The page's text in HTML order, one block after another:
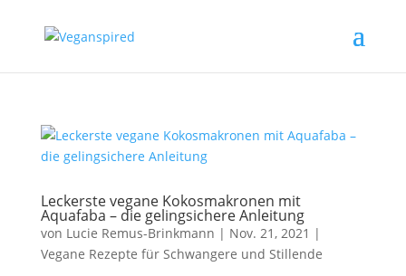
Leckerste vegane Kokosmakronen mit
Aquafaba – die gelingsichere Anleitung
von Lucie Remus-Brinkmann | Nov. 21, 2021 |
Vegane Rezepte für Schwangere und Stillende